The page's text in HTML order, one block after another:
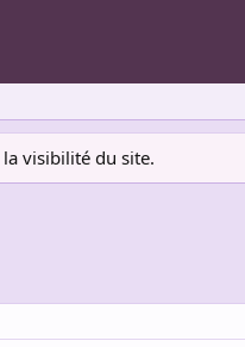
visibilité du site.